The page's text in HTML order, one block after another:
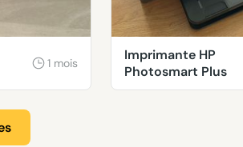
1 mois
Imprimante HP
Photosmart Plus